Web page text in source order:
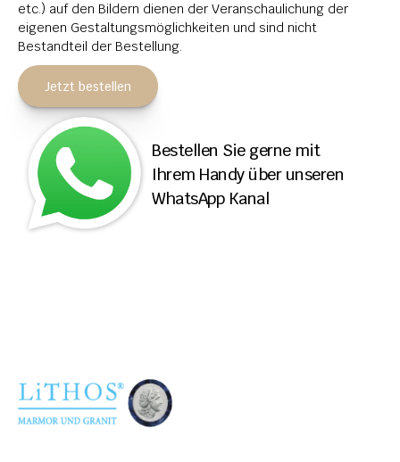
ACCESSOIRES
KONTAKT
ADRESSEN NIEDERLASSUNGEN
ÖFFNUNGSZEITEN
IMPRESSUM
ÜBER LITHOS
etc.) auf den Bildern dienen der Veranschaulichung der
eigenen Gestaltungsmöglichkeiten und sind nicht
Bestandteil der Bestellung.
Jetzt bestellen
Bestellen Sie gerne mit
Ihrem Handy über unseren
WhatsApp Kanal